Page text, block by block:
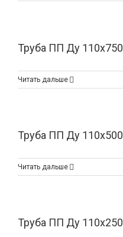
Труба ПП Ду 110х750
Читать дальше
Труба ПП Ду 110х500
Читать дальше
Труба ПП Ду 110х250